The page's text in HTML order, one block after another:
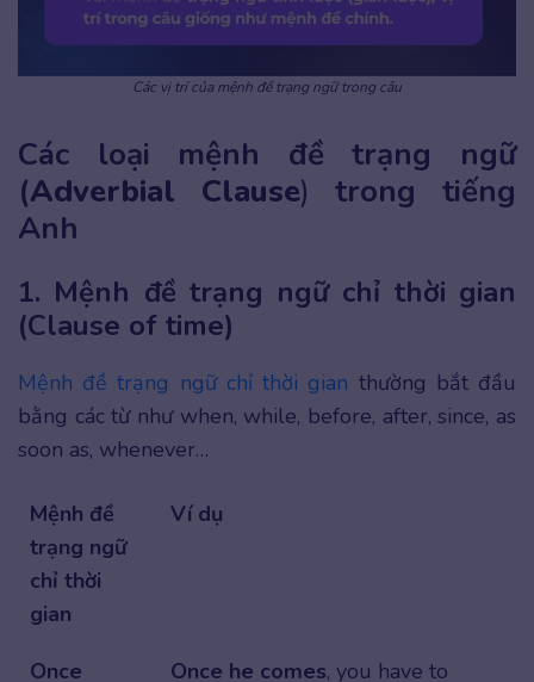
Các vị trí của mệnh đề trạng ngữ trong câu
Các loại mệnh đề trạng ngữ
(Adverbial Clause) trong tiếng
Anh
1. Mệnh đề trạng ngữ chỉ thời gian
(Clause of time)
Mệnh đề trạng ngữ chỉ thời gian thường bắt đầu
bằng các từ như when, while, before, after, since, as
soon as, whenever…
Mệnh đề
trạng ngữ
chỉ thời
gian
Ví dụ
Once
Once he comes, you have to